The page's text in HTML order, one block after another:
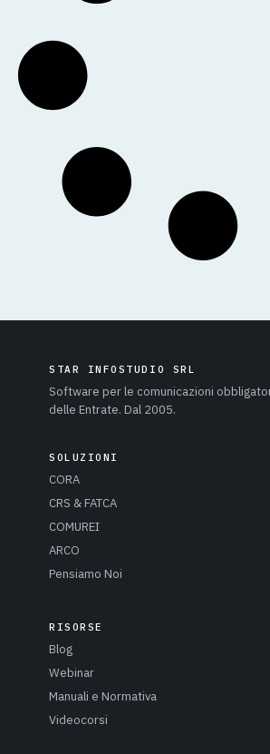
STAR INFOSTUDIO SRL
Software per le comunicazioni
delle Entrate. Dal 2005.
SOLUZIONI
CORA
CRS & FATCA
COMUREI
ARCO
Pensiamo Noi
RISORSE
Blog
Webinar
Manuali e Normativa
Videocorsi